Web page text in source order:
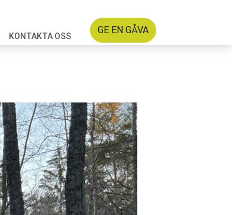
KONTAKTA OSS
GE EN GÅVA